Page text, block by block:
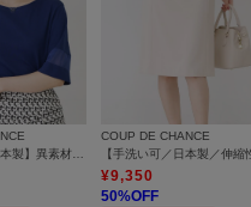
【手洗い可／日本製】異素材ドッキングのプルオーバー
COUP DE CHANCE
¥9,350
50%OFF